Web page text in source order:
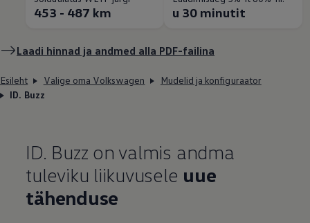
453 - 487 km u 30 minutit
Laadi hinnad ja andmed alla PDF-failina
Esileht Valige oma Volkswagen
Mudelid ja konfiguraator
ID. Buzz
ID. Buzz on valmis andma
tuleviku liikuvusele uue
tähenduse